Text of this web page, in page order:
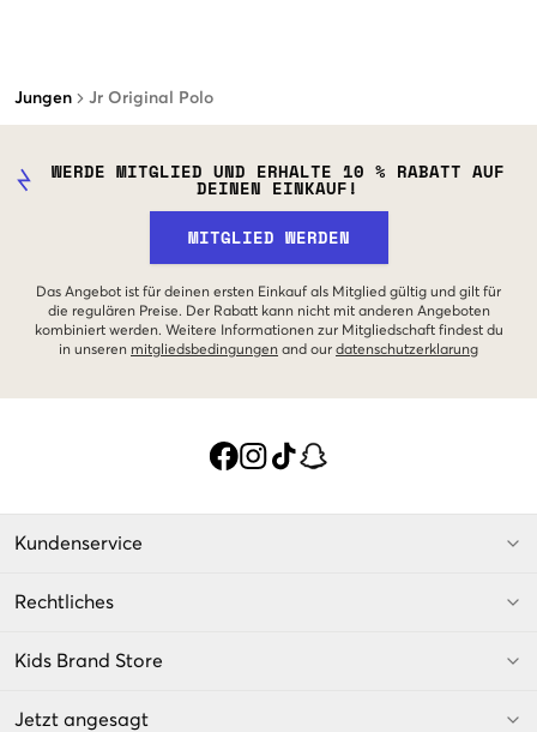
Jungen Jr Original Polo
WERDE MITGLIED UND ERHALTE 10 % RABATT AUF
DEINEN EINKAUF!
MITGLIED WERDEN
Das Angebot ist für deinen ersten Einkauf als Mitglied gültig und gilt für
die regulären Preise. Der Rabatt kann nicht mit anderen Angeboten
kombiniert werden. Weitere Informationen zur Mitgliedschaft findest du
in unseren mitgliedsbedingungen and our datenschutzerklarung
Kundenservice
Rechtliches
Kids Brand Store
Jetzt angesagt